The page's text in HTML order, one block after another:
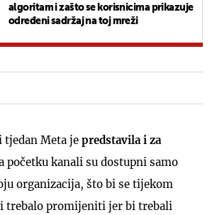
algoritam i zašto se korisnicima prikazuje
određeni sadržaj na toj mreži
tjedan Meta je predstavila i za
početku kanali su dostupni samo
organizacija, što bi se tijekom
trebalo promijeniti jer bi trebali